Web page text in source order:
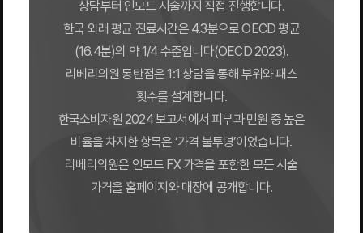
상담부터 인모드 시술까지 직접 진행합니다.
한국 외래 평균 진료시간은 4.3분으로 OECD 평균
(16.4분)의 약 1/4 수준입니다(OECD 2023).
리베리의원 동탄점은 1:1 상담을 통해 부위와 패스
횟수를 설계합니다.
한국소비자원 2024 보고서에서 피부과 민원 중 높은
비율을 차지한 항목은 ‘가격 불투명’이었습니다.
리베리의원은 인모드 FX 가격을 포함한 모든 시술
가격을 홈페이지와 매장에 공개합니다.